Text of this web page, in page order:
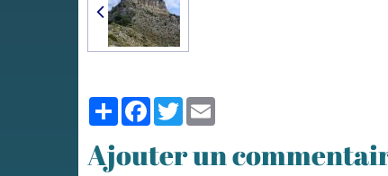
PartagerFacebook
Twitter
Ajouter un